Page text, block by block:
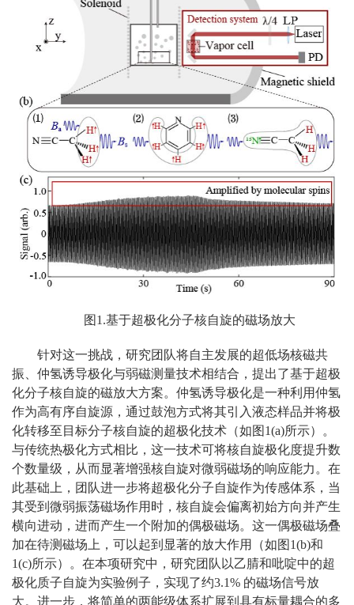
图1.基于超极化分子核自旋的磁场放大
针对这一挑战，研究团队将自主发展的超低场核磁共
振、仲氢诱导极化与弱磁测量技术相结合，提出了基于超极
化分子核自旋的磁放大方案。仲氢诱导极化是一种利用仲氢
作为高有序自旋源，通过鼓泡方式将其引入液态样品并将极
化转移至目标分子核自旋的超极化技术（如图1(a)所示）。
与传统热极化方式相比，这一技术可将核自旋极化度提升数
个数量级，从而显著增强核自旋对微弱磁场的响应能力。在
此基础上，团队进一步将超极化分子自旋作为传感体系，当
其受到微弱振荡磁场作用时，核自旋会偏离初始方向并产生
横向进动，进而产生一个附加的偶极磁场。这一偶极磁场叠
加在待测磁场上，可以起到显著的放大作用（如图1(b)和
1(c)所示）。在本项研究中，研究团队以乙腈和吡啶中的超
极化质子自旋为实验例子，实现了约3.1% 的磁场信号放
大。进一步，将简单的两能级体系扩展到具有标量耦合的多